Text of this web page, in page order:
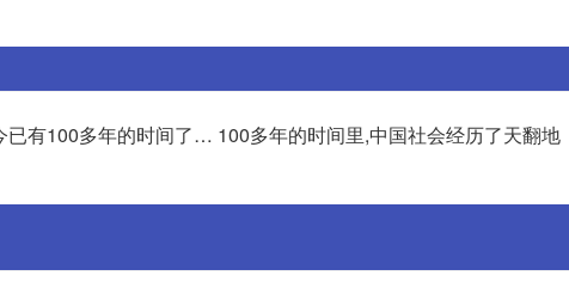
有100多年的时间了… 100多年的时间里,中国社会经历了天翻地